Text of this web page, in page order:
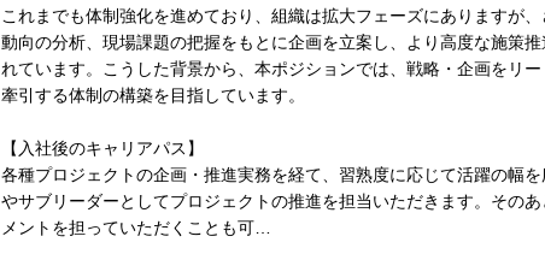
これまでも体制強化を進めており、組織は拡大フェーズにありますが
動向の分析、現場課題の把握をもとに企画を立案し、より高度な施策
れています。こうした背景から、本ポジションでは、戦略・企画をリ
牽引する体制の構築を目指しています。
【入社後のキャリアパス】
各種プロジェクトの企画・推進実務を経て、習熟度に応じて活躍の幅
やサブリーダーとしてプロジェクトの推進を担当いただきます。その
メントを担っていただくことも可…